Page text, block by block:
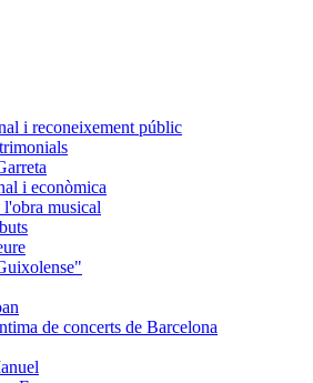
i reconeixement públic
i econòmica
l'obra musical
de concerts de Barcelona